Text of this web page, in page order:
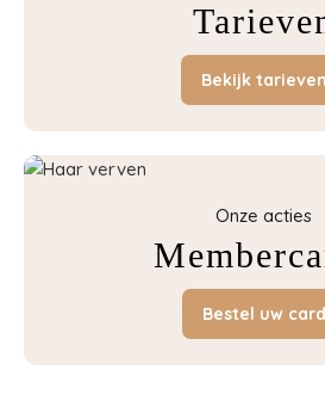
Bekijk tarieven
Onze acties
Bestel uw card